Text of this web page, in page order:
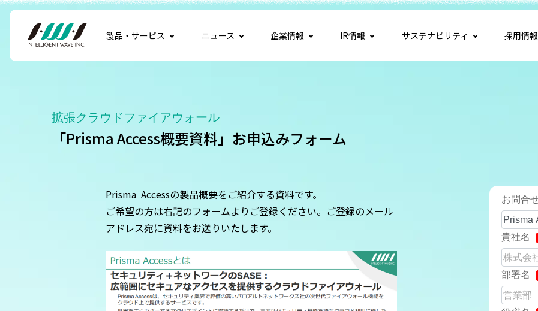
製品・サービス ニュース 企業情報 IR情報 サステナビリティ 採用情報
拡張クラウドファイアウォール
「Prisma Access概要資料」お申込みフォーム
Prisma Accessの製品概要をご紹介する資料です。
ご希望の方は右記のフォームよりご登録ください。ご登録のメール
アドレス宛に資料をお送りいたします。